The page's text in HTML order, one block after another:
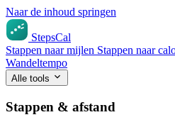
Naar de inhoud springen
StepsCal
Stappen naar mijlen Stappen naar
Wandeltempo
Alle tools
Stappen & afstand